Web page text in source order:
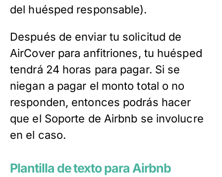
del huésped responsable).
Después de enviar tu solicitud de
AirCover para anfitriones, tu huésped
tendrá 24 horas para pagar. Si se
niegan a pagar el monto total o no
responden, entonces podrás hacer
que el Soporte de Airbnb se involucre
en el caso.
Plantilla de texto para Airbnb